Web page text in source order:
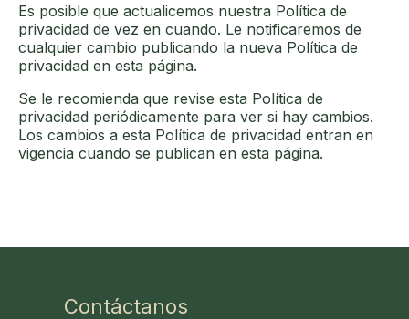
Es posible que actualicemos nuestra Política de
privacidad de vez en cuando. Le notificaremos de
cualquier cambio publicando la nueva Política de
privacidad en esta página.
Se le recomienda que revise esta Política de
privacidad periódicamente para ver si hay cambios.
Los cambios a esta Política de privacidad entran en
vigencia cuando se publican en esta página.
Contáctanos